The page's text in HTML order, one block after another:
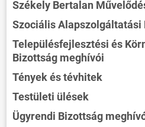
Székely Bertalan
Szociális Alapszolgáltatási
Településfejlesztési és
Bizottság meghívói
Tények és tévhitek
Testületi ülések
Ügyrendi Bizottság